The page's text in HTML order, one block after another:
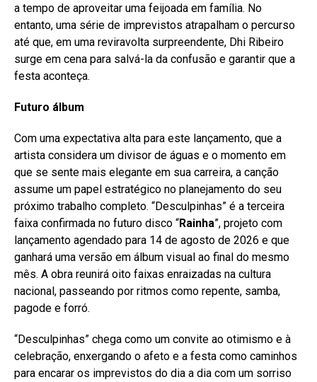
a tempo de aproveitar uma feijoada em família. No
entanto, uma série de imprevistos atrapalham o percurso
até que, em uma reviravolta surpreendente, Dhi Ribeiro
surge em cena para salvá-la da confusão e garantir que a
festa aconteça.
Futuro álbum
Com uma expectativa alta para este lançamento, que a
artista considera um divisor de águas e o momento em
que se sente mais elegante em sua carreira, a canção
assume um papel estratégico no planejamento do seu
próximo trabalho completo. “Desculpinhas” é a terceira
faixa confirmada no futuro disco “Rainha”, projeto com
lançamento agendado para 14 de agosto de 2026 e que
ganhará uma versão em álbum visual ao final do mesmo
mês. A obra reunirá oito faixas enraizadas na cultura
nacional, passeando por ritmos como repente, samba,
pagode e forró.
“Desculpinhas” chega como um convite ao otimismo e à
celebração, enxergando o afeto e a festa como caminhos
para encarar os imprevistos do dia a dia com um sorriso